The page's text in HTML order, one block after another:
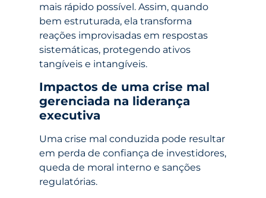
mais rápido possível. Assim, quando
bem estruturada, ela transforma
reações improvisadas em respostas
sistemáticas, protegendo ativos
tangíveis e intangíveis.
Impactos de uma crise mal
gerenciada na liderança
executiva
Uma crise mal conduzida pode resultar
em perda de confiança de investidores,
queda de moral interno e sanções
regulatórias.